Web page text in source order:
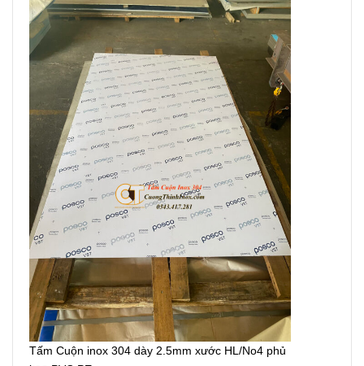
Tấm Cuộn inox 304 dày 2.5mm xước HL/No4 phủ